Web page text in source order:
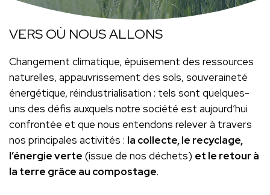
VERS OÙ NOUS ALLONS
Changement climatique, épuisement des ressources
naturelles, appauvrissement des sols, souveraineté
énergétique, réindustrialisation : tels sont quelques-
uns des défis auxquels notre société est aujourd’hui
confrontée et que nous entendons relever à travers
nos principales activités : la collecte, le recyclage,
l’énergie verte (issue de nos déchets) et le retour à
la terre grâce au compostage.